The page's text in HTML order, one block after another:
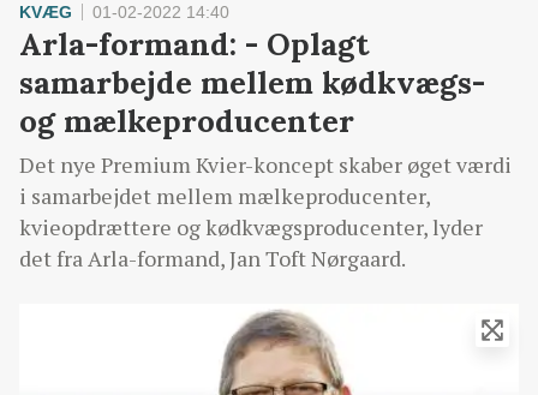
KVÆG 01-02-2022 14:40
Arla-formand: - Oplagt
samarbejde mellem kødkvægs-
og mælkeproducenter
Det nye Premium Kvier-koncept skaber øget værdi
i samarbejdet mellem mælkeproducenter,
kvieopdrættere og kødkvægsproducenter, lyder
det fra Arla-formand, Jan Toft Nørgaard.